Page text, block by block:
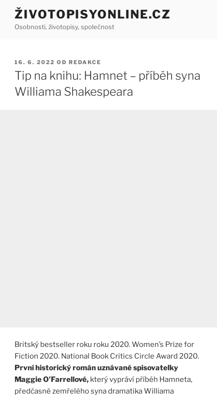
Přejít
obsahu
ŽIVOTOPISYONLINE.CZ
Osobnosti, životopisy, společnost
PUBLIKOVÁNO
16. 6. 2022 OD REDAKCE
Tip na knihu: Hamnet – příběh syna
Williama Shakespeara
Britský bestseller roku roku 2020. Women’s Prize for
Fiction 2020. National Book Critics Circle Award 2020.
První historický román uznávané spisovatelky
Maggie O’Farrellové, který vypráví příběh Hamneta,
předčasně zemřelého syna dramatika Williama